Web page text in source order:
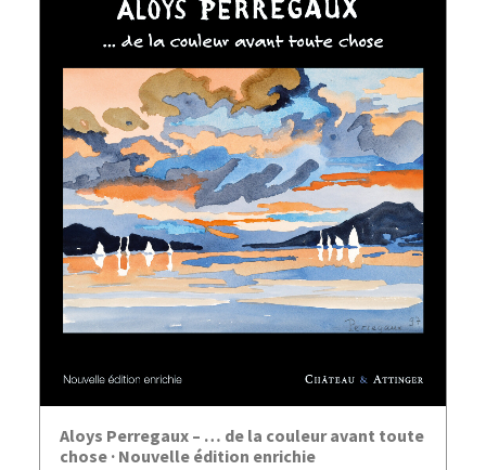
AJOUTER AU PANIER
Aloys Perregaux – … de la couleur avant toute
chose · Nouvelle édition enrichie